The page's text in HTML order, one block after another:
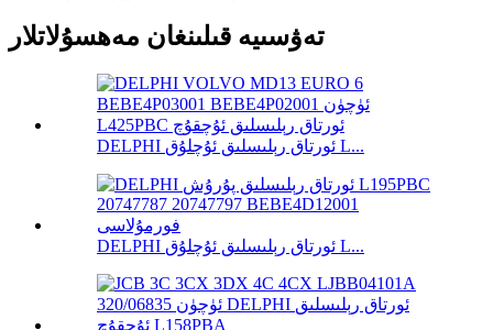
تەۋسىيە قىلىنغان مەھسۇلاتلار
DELPHI ئورتاق رېلىسلىق ئۇچلۇق L...
DELPHI ئورتاق رېلىسلىق ئۇچلۇق L...